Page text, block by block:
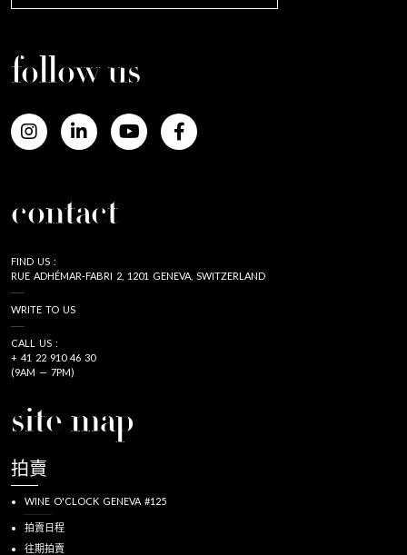
follow us
contact
FIND US :
RUE ADHÉMAR-FABRI 2, 1201 GENEVA, SWITZERLAND
WRITE TO US
CALL US :
+ 41 22 910 46 30
(9AM — 7PM)
site map
拍賣
WINE O'CLOCK GENEVA #125
拍賣日程
往期拍賣